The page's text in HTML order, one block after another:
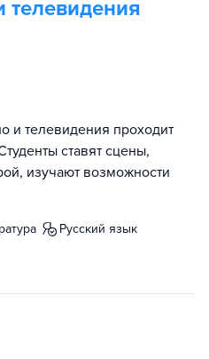
телевидения
и телевидения проходит
ставят сцены,
изучают возможности
русский язык